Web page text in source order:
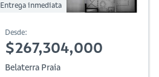
Entrega inmediata
Desde:
$267,304,000
Belaterra Praia